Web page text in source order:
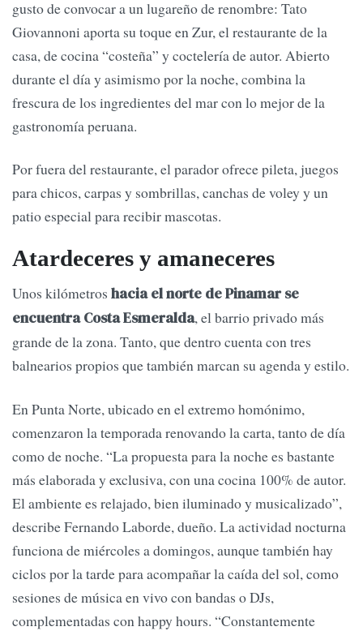
gusto de convocar a un lugareño de renombre: Tato
Giovannoni aporta su toque en Zur, el restaurante de la
casa, de cocina “costeña” y coctelería de autor. Abierto
durante el día y asimismo por la noche, combina la
frescura de los ingredientes del mar con lo mejor de la
gastronomía peruana.
Por fuera del restaurante, el parador ofrece pileta, juegos
para chicos, carpas y sombrillas, canchas de voley y un
patio especial para recibir mascotas.
Atardeceres y amaneceres
Unos kilómetros hacia el norte de Pinamar se
encuentra Costa Esmeralda, el barrio privado más
grande de la zona. Tanto, que dentro cuenta con tres
balnearios propios que también marcan su agenda y estilo.
En Punta Norte, ubicado en el extremo homónimo,
comenzaron la temporada renovando la carta, tanto de día
como de noche. “La propuesta para la noche es bastante
más elaborada y exclusiva, con una cocina 100% de autor.
El ambiente es relajado, bien iluminado y musicalizado”,
describe Fernando Laborde, dueño. La actividad nocturna
funciona de miércoles a domingos, aunque también hay
ciclos por la tarde para acompañar la caída del sol, como
sesiones de música en vivo con bandas o DJs,
complementadas con happy hours. “Constantemente